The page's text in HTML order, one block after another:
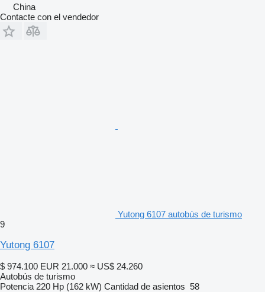
China
Contacte con el vendedor
Yutong 6107 autobús de turismo
9
Yutong 6107
$ 974.100 EUR 21.000 ≈ US$ 24.260
Autobús de turismo
Potencia 220 Hp (162 kW) Cantidad de asientos 58